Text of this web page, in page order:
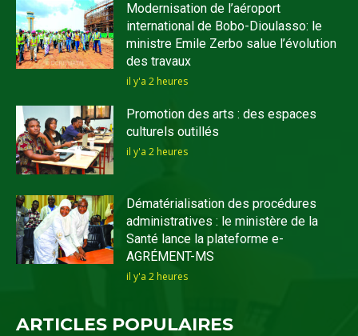
Modernisation de l’aéroport
international de Bobo-Dioulasso: le
ministre Emile Zerbo salue l’évolution
des travaux
il y'a 2 heures
Promotion des arts : des espaces
culturels outillés
il y'a 2 heures
Dématérialisation des procédures
administratives : le ministère de la
Santé lance la plateforme e-
AGRÉMENT-MS
il y'a 2 heures
ARTICLES POPULAIRES